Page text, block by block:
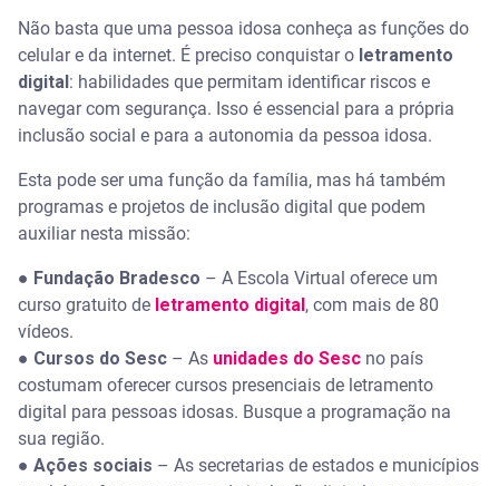
Não basta que uma pessoa idosa conheça as funções do
celular e da internet. É preciso conquistar o letramento
digital : habilidades que permitam identificar riscos e
navegar com segurança. Isso é essencial para a própria
inclusão social e para a autonomia da pessoa idosa.
Esta pode ser uma função da família, mas há também
programas e projetos de inclusão digital que podem
auxiliar nesta missão:
● Fundação Bradesco – A Escola Virtual oferece um
curso gratuito de letramento digital , com mais de 80
vídeos.
● Cursos do Sesc – As unidades do Sesc no país
costumam oferecer cursos presenciais de letramento
digital para pessoas idosas. Busque a programação na
sua região.
● Ações sociais – As secretarias de estados e municípios